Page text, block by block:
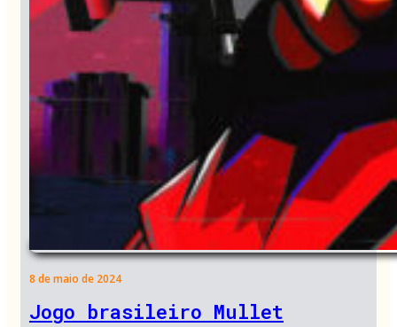
8 de maio de 2024
Jogo brasileiro Mullet